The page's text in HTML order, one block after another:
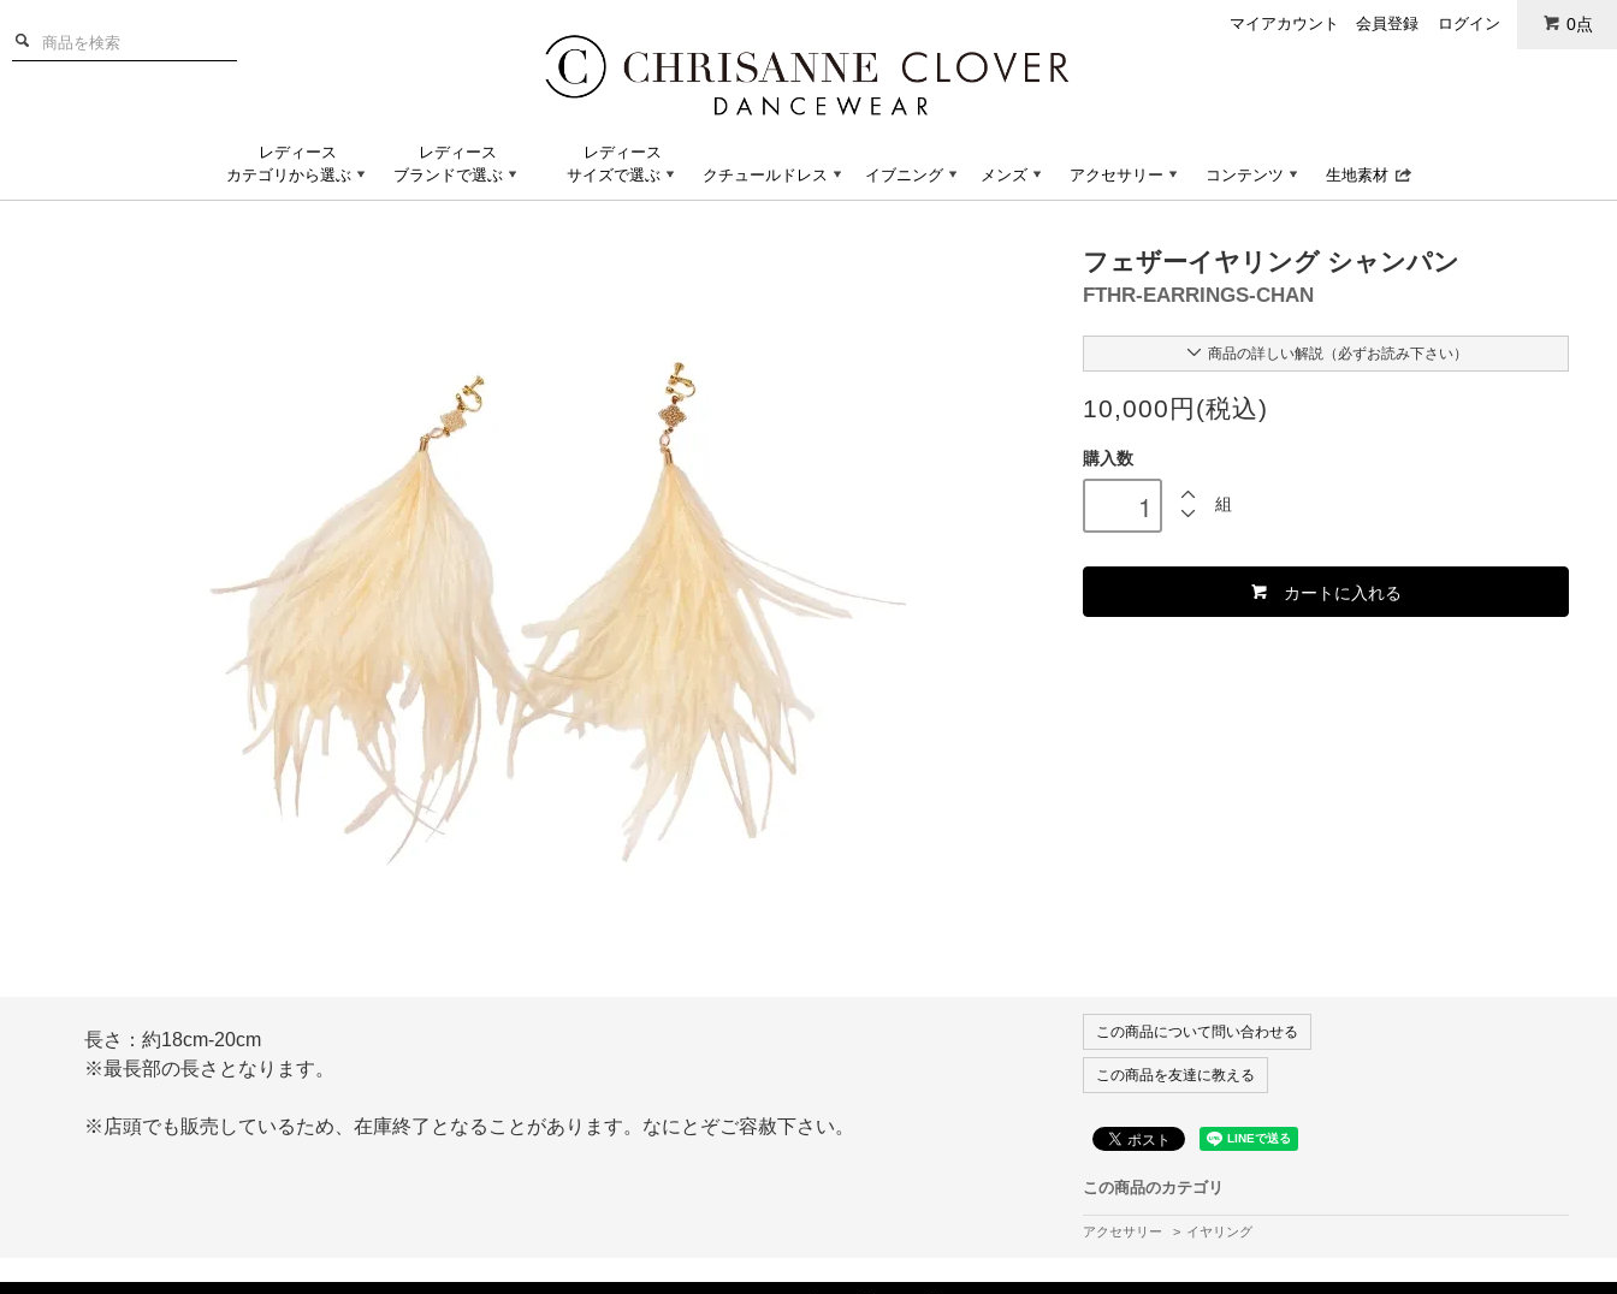
マイアカウント 会員登録 ログイン 0点
レディース
カテゴリから選ぶ
レディース
ブランドで選ぶ
レディース
サイズで選ぶ
クチュールドレス イブニング メンズ アクセサリー コンテンツ 生地素材
フェザーイヤリング シャンパン
FTHR-EARRINGS-CHAN
商品の詳しい解説（必ずお読み下さい）
10,000円(税込)
購入数
組
カートに入れる
長さ：約18cm-20cm
※最長部の長さとなります。
※店頭でも販売しているため、在庫終了となることがあります。なにとぞご容赦下さい。
この商品について問い合わせる
この商品を友達に教える
この商品のカテゴリ
アクセサリー > イヤリング